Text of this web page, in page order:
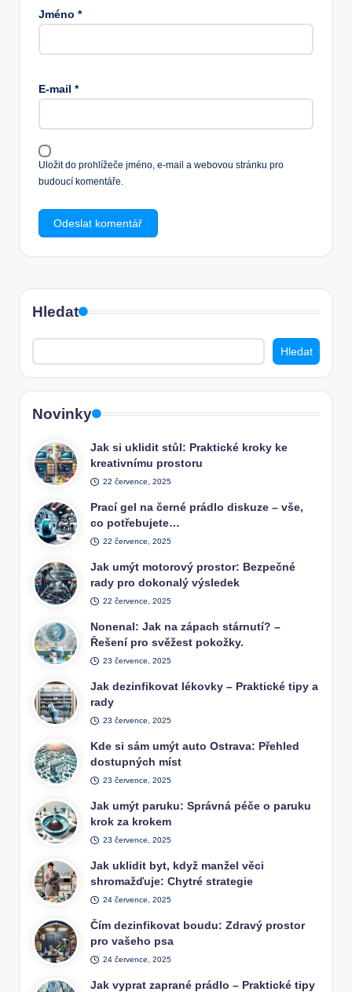
Jméno *
E-mail *
Uložit do prohlížeče jméno, e-mail a webovou stránku pro
budoucí komentáře.
Hledat
Hledat
Novinky
Jak si uklidit stůl: Praktické kroky ke
kreativnímu prostoru
22 července, 2025
Prací gel na černé prádlo diskuze – vše,
co potřebujete…
22 července, 2025
Jak umýt motorový prostor: Bezpečné
rady pro dokonalý výsledek
22 července, 2025
Nonenal: Jak na zápach stárnutí? –
Řešení pro svěžest pokožky.
23 července, 2025
Jak dezinfikovat lékovky – Praktické tipy a
rady
23 července, 2025
Kde si sám umýt auto Ostrava: Přehled
dostupných míst
23 července, 2025
Jak umýt paruku: Správná péče o paruku
krok za krokem
23 července, 2025
Jak uklidit byt, když manžel věci
shromažďuje: Chytré strategie
24 července, 2025
Čím dezinfikovat boudu: Zdravý prostor
pro vašeho psa
24 července, 2025
Jak vyprat zaprané prádlo – Praktické tipy